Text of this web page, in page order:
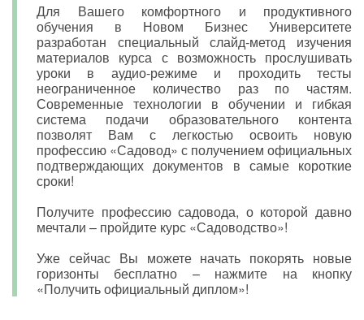
Для Вашего комфортного и продуктивного
обучения в Новом Бизнес Университете
разработан специальный слайд-метод изучения
материалов курса с возможность прослушивать
уроки в аудио-режиме и проходить тесты
неограниченное количество раз по частям.
Современные технологии в обучении и гибкая
система подачи образовательного контента
позволят Вам с легкостью освоить новую
профессию «Садовод» с получением официальных
подтверждающих документов в самые короткие
сроки!
Получите профессию садовода, о которой давно
мечтали – пройдите курс «Садоводство»!
Уже сейчас Вы можете начать покорять новые
горизонты бесплатно – нажмите на кнопку
«Получить официальный диплом»!